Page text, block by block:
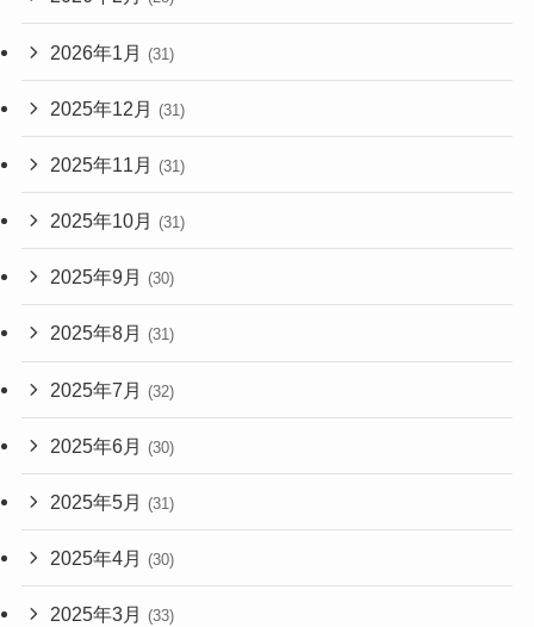
2026年1月 (31)
2025年12月 (31)
2025年11月 (31)
2025年10月 (31)
2025年9月 (30)
2025年8月 (31)
2025年7月 (32)
2025年6月 (30)
2025年5月 (31)
2025年4月 (30)
2025年3月 (33)